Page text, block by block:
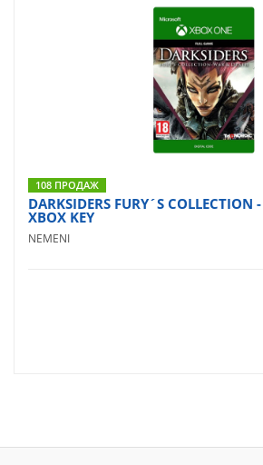
108 ПРОДАЖ
DARKSIDERS FURY´S COLLECTION
XBOX KEY
NEMENI